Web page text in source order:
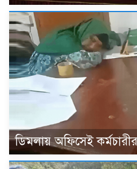
ডিমলায় অফিসেই